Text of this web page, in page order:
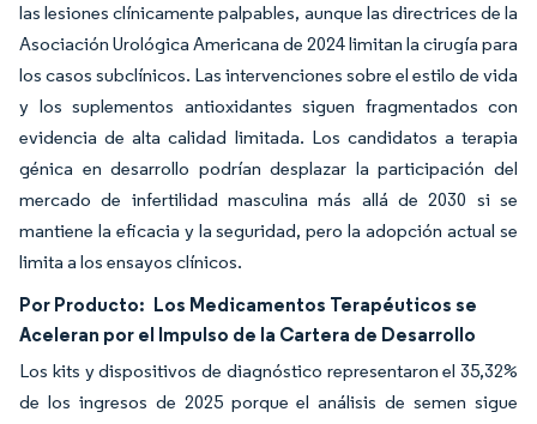
las lesiones clínicamente palpables, aunque las directrices de la
Asociación Urológica Americana de 2024 limitan la cirugía para
los casos subclínicos. Las intervenciones sobre el estilo de vida
y los suplementos antioxidantes siguen fragmentados con
evidencia de alta calidad limitada. Los candidatos a terapia
génica en desarrollo podrían desplazar la participación del
mercado de infertilidad masculina más allá de 2030 si se
mantiene la eficacia y la seguridad, pero la adopción actual se
limita a los ensayos clínicos.
Por Producto: Los Medicamentos Terapéuticos se
Aceleran por el Impulso de la Cartera de Desarrollo
Los kits y dispositivos de diagnóstico representaron el 35,32%
de los ingresos de 2025 porque el análisis de semen sigue